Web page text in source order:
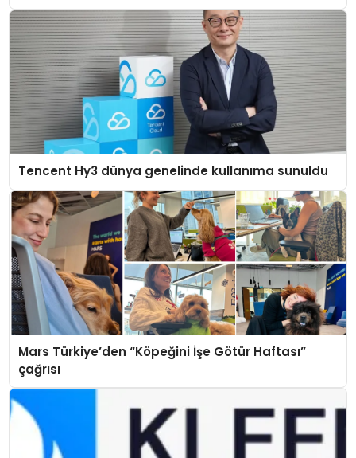
Tencent Hy3 dünya genelinde kullanıma sunuldu
Mars Türkiye’den “Köpeğini İşe Götür Haftası”
çağrısı